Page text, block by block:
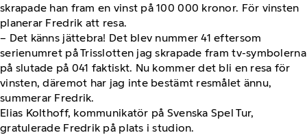
skrapade han fram en vinst på 100 000 kronor. För vinsten
planerar Fredrik att resa.
– Det känns jättebra! Det blev nummer 41 eftersom
serienumret på Trisslotten jag skrapade fram tv-symbolerna
på slutade på 041 faktiskt. Nu kommer det bli en resa för
vinsten, däremot har jag inte bestämt resmålet ännu,
summerar Fredrik.
Elias Kolthoff, kommunikatör på Svenska Spel Tur,
gratulerade Fredrik på plats i studion.